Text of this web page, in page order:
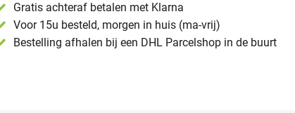
Gratis achteraf betalen met Klarna
Voor 15u besteld, morgen in huis (ma-vrij)
Bestelling afhalen bij een DHL Parcelshop in de buurt